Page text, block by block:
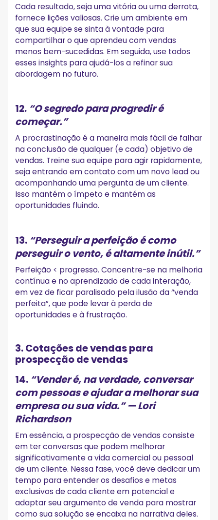
Cada resultado, seja uma vitória ou uma derrota,
fornece lições valiosas. Crie um ambiente em
que sua equipe se sinta à vontade para
compartilhar o que aprendeu com vendas
menos bem-sucedidas. Em seguida, use todos
esses insights para ajudá-los a refinar sua
abordagem no futuro.
12. “O segredo para progredir é
começar.”
A procrastinação é a maneira mais fácil de falhar
na conclusão de qualquer (e cada) objetivo de
vendas. Treine sua equipe para agir rapidamente,
seja entrando em contato com um novo lead ou
acompanhando uma pergunta de um cliente.
Isso mantém o ímpeto e mantém as
oportunidades fluindo.
13. “Perseguir a perfeição é como
perseguir o vento, é altamente inútil.”
Perfeição < progresso. Concentre-se na melhoria
contínua e no aprendizado de cada interação,
em vez de ficar paralisado pela ilusão da “venda
perfeita”, que pode levar à perda de
oportunidades e à frustração.
3. Cotações de vendas para
prospecção de vendas
14. “Vender é, na verdade, conversar
com pessoas e ajudar a melhorar sua
empresa ou sua vida.”— Lori
Richardson
Em essência, a prospecção de vendas consiste
em ter conversas que podem melhorar
significativamente a vida comercial ou pessoal
de um cliente. Nessa fase, você deve dedicar um
tempo para entender os desafios e metas
exclusivos de cada cliente em potencial e
adaptar seu argumento de venda para mostrar
como sua solução se encaixa na narrativa deles.